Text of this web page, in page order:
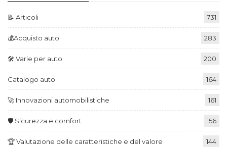
📝 Articoli 731
💰Acquisto auto 283
🛠️ Varie per auto 200
Catalogo auto 164
🚀 Innovazioni automobilistiche 161
🛡️ Sicurezza e comfort 156
🏆 Valutazione delle caratteristiche e del valore 144